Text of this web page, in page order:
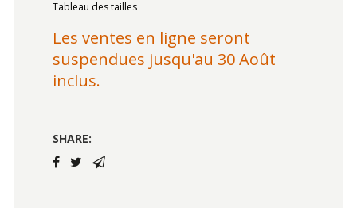
Tableau des tailles
Les ventes en ligne seront
suspendues jusqu'au 30 Août
inclus.
SHARE: